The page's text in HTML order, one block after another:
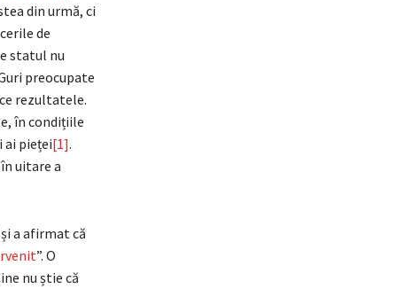
din urmă, ci
de
statul nu
preocupate
rezultatele.
în condițiile
ai pieței[1].
uitare a
a afirmat că
”. O
nu știe că